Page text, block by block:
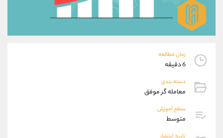
زمان مطالعه
6 دقیقه
دسته بندی
معامله گر موفق
سطح آموزش
متوسط
09927779040
واتساپ شروع گفتگو
تلگرام
پشتیبان فروش
موبایل
واتساپ
داخلی